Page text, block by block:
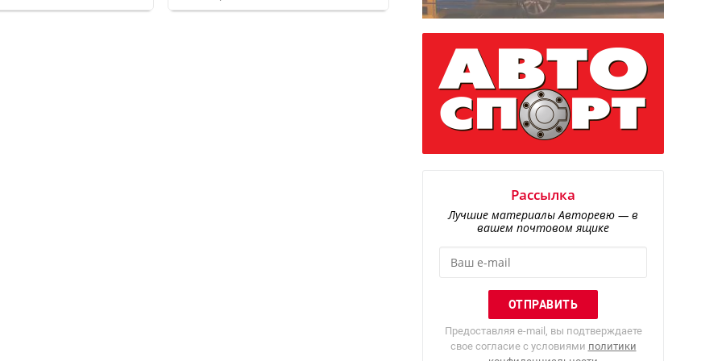
Рассылка
Лучшие материалы Авторевю — в
вашем почтовом ящике
Предоставляя e-mail, вы подтверждаете
свое согласие с условиями политики